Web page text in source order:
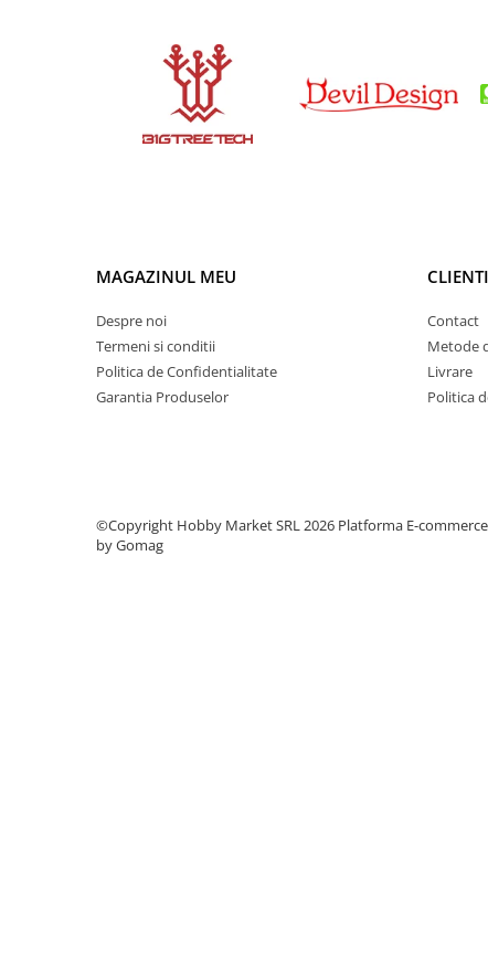
Tranzistori si circuite integrate
Potentiometre si semireglabile
MAGAZINUL MEU
Despre noi
Termeni si conditii
Politica de Confidentialitate
Garantia Produselor
CLIENTI
Contact
Metode
Livrare
Politica
©Copyright Hobby Market SRL 2026 Platforma E-commerce
by Gomag